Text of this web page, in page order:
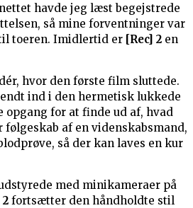
havde jeg læst begejstrede
så mine forventninger var
toeren. Imidlertid er [Rec] 2 en
hvor den første film sluttede.
ind i den hermetisk lukkede
opgang for at finde ud af, hvad
af en videnskabsmand,
så der kan laves en kur
med minikameraer på
2 fortsætter den håndholdte stil